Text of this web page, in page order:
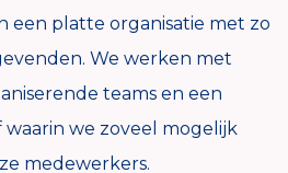
een platte organisatie met zo
We werken met
teams en een
we zoveel mogelijk
medewerkers.